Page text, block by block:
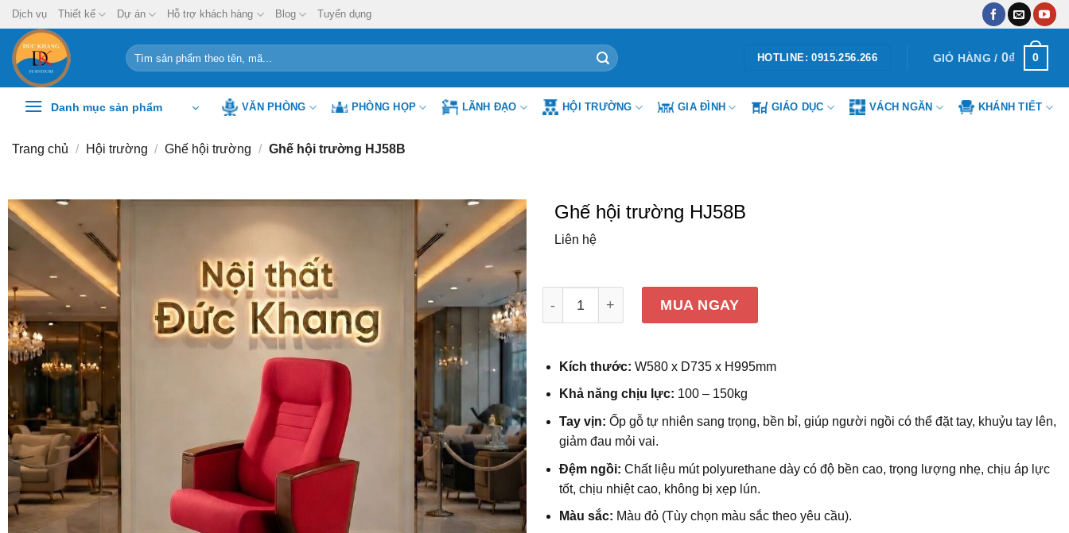
Chuyển
đến
nội
dung
Dịch vụ Thiết kế Dự án Hỗ trợ khách hàng Blog Tuyển dụng
Tìm
kiếm:
HOTLINE: 0915.256.266 GIỎ HÀNG / 0₫ 0
Danh mục sản phẩm VĂN PHÒNG PHÒNG HỌP LÃNH ĐẠO HỘI TRƯỜNG GIA ĐÌNH GIÁO DỤC VÁCH NGĂN KHÁNH TIẾT
Trang chủ / Hội trường / Ghế hội trường / Ghế hội trường HJ58B
Ghế hội trường HJ58B
Liên hệ
MUA NGAY
Kích thước: W580 x D735 x H995mm
Khả năng chịu lực: 100 – 150kg
Tay vịn: Ốp gỗ tự nhiên sang trọng, bền bỉ, giúp người ngồi có thể đặt tay, khuỷu tay lên,
giảm đau mỏi vai.
Đệm ngồi: Chất liệu mút polyurethane dày có độ bền cao, trọng lượng nhẹ, chịu áp lực
tốt, chịu nhiệt cao, không bị xẹp lún.
Màu sắc: Màu đỏ (Tùy chọn màu sắc theo yêu cầu).